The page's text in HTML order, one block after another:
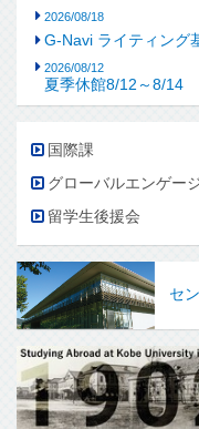
2026/08/18
G-Navi ライティング
2026/08/12
夏季休館8/12～8/14
国際課
グローバルエンゲー
留学生後援会
セ